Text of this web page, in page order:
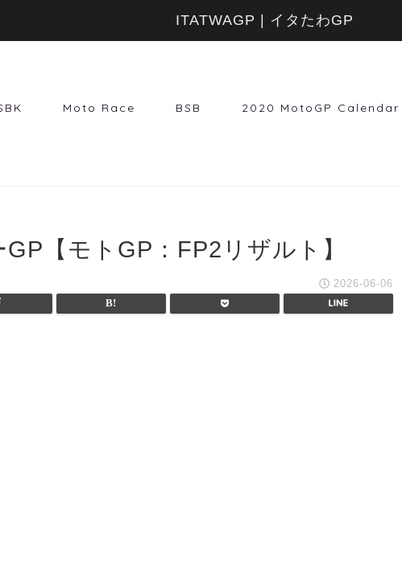
Moto Race BSB 2020 MotoGP Calendar
【モトGP：FP2リザルト】
2026-06-06
ITATWAGP | イタたわGP